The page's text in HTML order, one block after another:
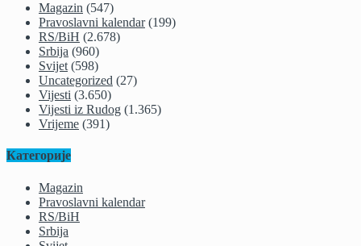
Magazin (547)
Pravoslavni kalendar(199)
RS/BiH (2.678)
Srbija (960)
Svijet (598)
Uncategorized (27)
Vijesti (3.650)
Vijesti iz Rudog (1.365)
Vrijeme (391)
Категорије
Magazin
Pravoslavni kalendar
RS/BiH
Srbija